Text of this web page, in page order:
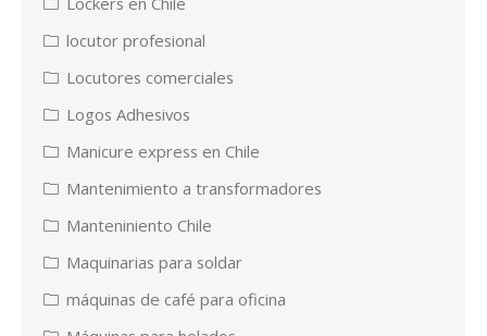
locutor profesional
Locutores comerciales
Logos Adhesivos
Manicure express en Chile
Mantenimiento a transformadores
Manteniniento Chile
Maquinarias para soldar
máquinas de café para oficina